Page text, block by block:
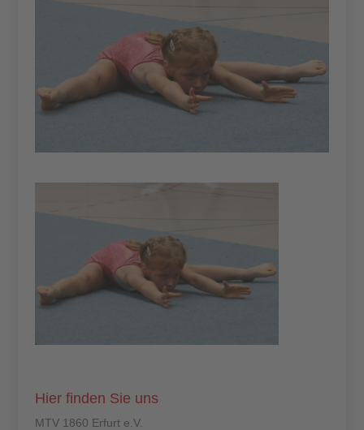
Hier finden Sie uns
MTV 1860 Erfurt e.V.